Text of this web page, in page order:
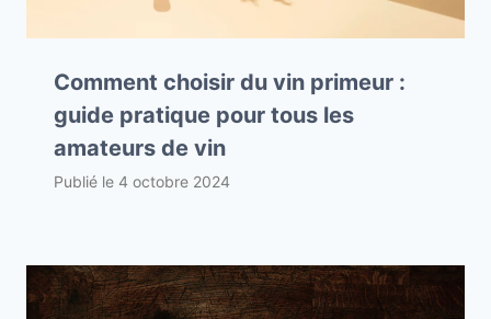
Comment choisir du vin primeur :
guide pratique pour tous les
amateurs de vin
Publié le 4 octobre 2024